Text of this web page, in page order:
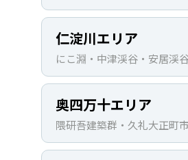
仁淀川エリア
にこ淵・中津渓谷・安居渓
奥四万十エリア
隈研吾建築群・久礼大正町